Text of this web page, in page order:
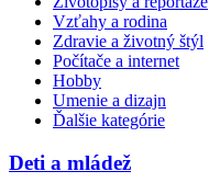
Vzťahy a rodina
Zdravie a životný štýl
Počítače a internet
Hobby
Umenie a dizajn
Ďalšie kategórie
Deti a mládež